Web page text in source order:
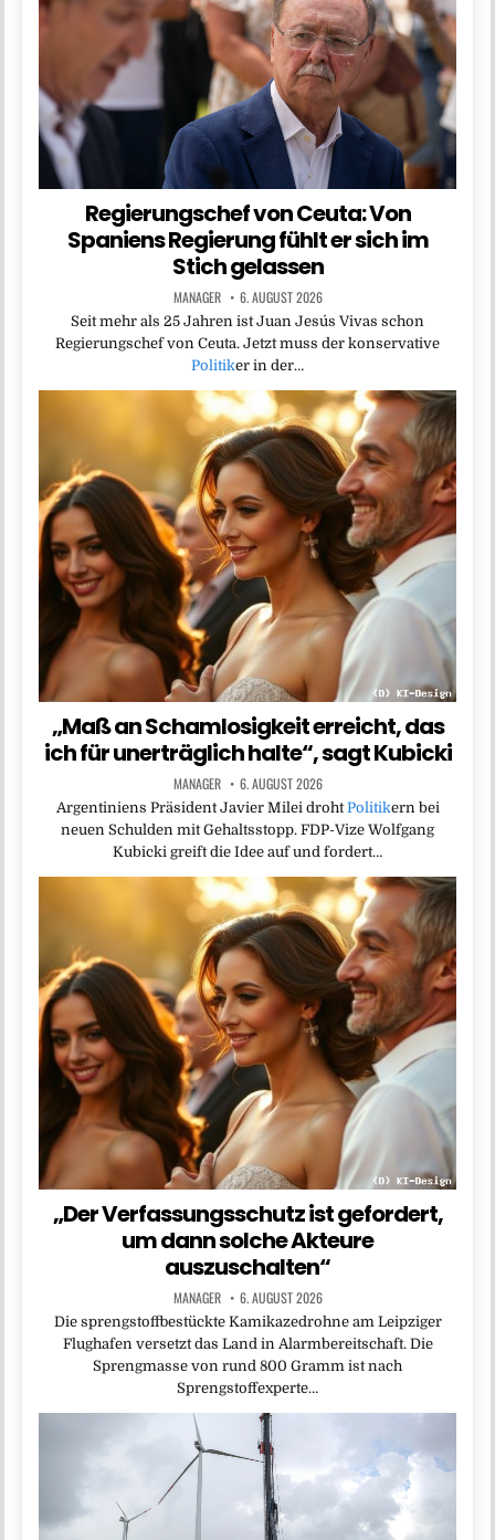
Regierungschef von Ceuta: Von
Spaniens Regierung fühlt er sich im
Stich gelassen
MANAGER 6. AUGUST 2026
Seit mehr als 25 Jahren ist Juan Jesús Vivas schon
Regierungschef von Ceuta. Jetzt muss der konservative
Politiker in der…
„Maß an Schamlosigkeit erreicht, das
ich für unerträglich halte“, sagt Kubicki
MANAGER 6. AUGUST 2026
Argentiniens Präsident Javier Milei drohtPolitikern bei
neuen Schulden mit Gehaltsstopp. FDP-Vize Wolfgang
Kubicki greift die Idee auf und fordert…
„Der Verfassungsschutz ist gefordert,
um dann solche Akteure
auszuschalten“
MANAGER 6. AUGUST 2026
Die sprengstoffbestückte Kamikazedrohne am Leipziger
Flughafen versetzt das Land in Alarmbereitschaft. Die
Sprengmasse von rund 800 Gramm ist nach
Sprengstoffexperte…